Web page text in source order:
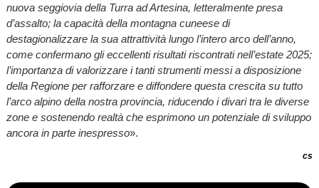
nuova seggiovia della Turra ad Artesina, letteralmente presa
d’assalto; la capacità della montagna cuneese di
destagionalizzare la sua attrattività lungo l’intero arco dell’anno,
come confermano gli eccellenti risultati riscontrati nell’estate 2025;
l’importanza di valorizzare i tanti strumenti messi a disposizione
della Regione per rafforzare e diffondere questa crescita su tutto
l’arco alpino della nostra provincia, riducendo i divari tra le diverse
zone e sostenendo realtà che esprimono un potenziale di sviluppo
ancora in parte inespresso».
cs